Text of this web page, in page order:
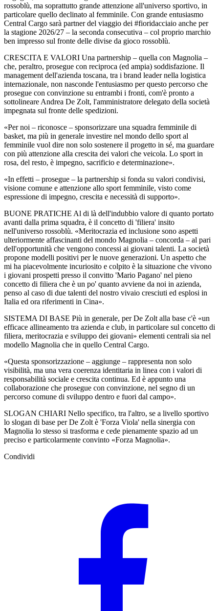
rossoblù, ma soprattutto grande attenzione all'universo sportivo, in
particolare quello declinato al femminile. Con grande entusiasmo
Central Cargo sarà partner del viaggio dei #fioridacciaio anche per
la stagione 2026/27 – la seconda consecutiva – col proprio marchio
ben impresso sul fronte delle divise da gioco rossoblù.
CRESCITA E VALORI Una partnership – quella con Magnolia –
che, peraltro, prosegue con reciproca (ed ampia) soddisfazione. Il
management dell'azienda toscana, tra i brand leader nella logistica
internazionale, non nasconde l'entusiasmo per questo percorso che
prosegue con convinzione su entrambi i fronti, com'è pronto a
sottolineare Andrea De Zolt, l'amministratore delegato della società
impegnata sul fronte delle spedizioni.
«Per noi – riconosce – sponsorizzare una squadra femminile di
basket, ma più in generale investire nel mondo dello sport al
femminile vuol dire non solo sostenere il progetto in sé, ma guardare
con più attenzione alla crescita dei valori che veicola. Lo sport in
rosa, del resto, è impegno, sacrificio e determinazione».
«In effetti – prosegue – la partnership si fonda su valori condivisi,
visione comune e attenzione allo sport femminile, visto come
espressione di impegno, crescita e necessità di supporto».
BUONE PRATICHE Al di là dell'indubbio valore di quanto portato
avanti dalla prima squadra, è il concetto di 'filiera' insito
nell'universo rossoblù. «Meritocrazia ed inclusione sono aspetti
ulteriormente affascinanti del mondo Magnolia – concorda – al pari
dell'opportunità che vengono concessi ai giovani talenti. La società
propone modelli positivi per le nuove generazioni. Un aspetto che
mi ha piacevolmente incuriosito e colpito è la situazione che vivono
i giovani prospetti presso il convitto 'Mario Pagano' nel pieno
concetto di filiera che è un po' quanto avviene da noi in azienda,
penso al caso di due talenti del nostro vivaio cresciuti ed esplosi in
Italia ed ora riferimenti in Cina».
SISTEMA DI BASE Più in generale, per De Zolt alla base c'è «un
efficace allineamento tra azienda e club, in particolare sul concetto di
filiera, meritocrazia e sviluppo dei giovani» elementi centrali sia nel
modello Magnolia che in quello Central Cargo.
«Questa sponsorizzazione – aggiunge – rappresenta non solo
visibilità, ma una vera coerenza identitaria in linea con i valori di
responsabilità sociale e crescita continua. Ed è appunto una
collaborazione che prosegue con convinzione, nel segno di un
percorso comune di sviluppo dentro e fuori dal campo».
SLOGAN CHIARI Nello specifico, tra l'altro, se a livello sportivo
lo slogan di base per De Zolt è 'Forza Viola' nella sinergia con
Magnolia lo stesso si trasforma e cede pienamente spazio ad un
preciso e particolarmente convinto «Forza Magnolia».
Condividi